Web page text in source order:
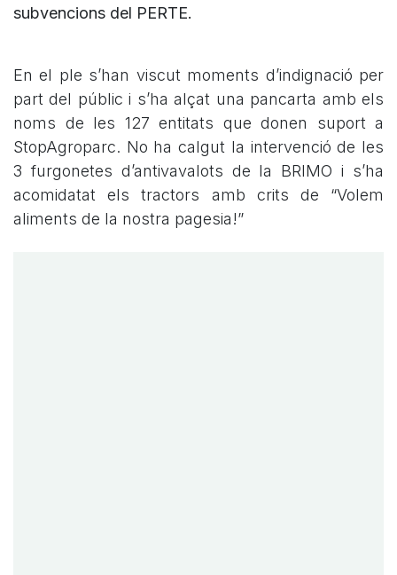
subvencions del PERTE.
En el ple s’han viscut moments d’indignació per
part del públic i s’ha alçat una pancarta amb els
noms de les 127 entitats que donen suport a
StopAgroparc. No ha calgut la intervenció de les
3 furgonetes d’antivavalots de la BRIMO i s’ha
acomidatat els tractors amb crits de “Volem
aliments de la nostra pagesia!”